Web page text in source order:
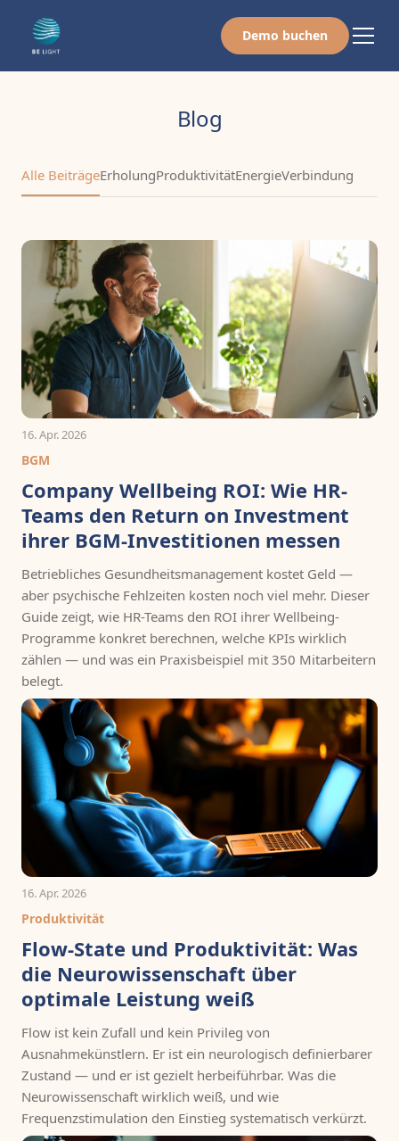
Demo buchen
Blog
Alle BeiträgeErholungProduktivitätEnergieVerbindung
16. Apr. 2026
BGM
Company Wellbeing ROI: Wie HR-
Teams den Return on Investment
ihrer BGM-Investitionen messen
Betriebliches Gesundheitsmanagement kostet Geld —
aber psychische Fehlzeiten kosten noch viel mehr. Dieser
Guide zeigt, wie HR-Teams den ROI ihrer Wellbeing-
Programme konkret berechnen, welche KPIs wirklich
zählen — und was ein Praxisbeispiel mit 350 Mitarbeitern
belegt.
16. Apr. 2026
Produktivität
Flow-State und Produktivität: Was
die Neurowissenschaft über
optimale Leistung weiß
Flow ist kein Zufall und kein Privileg von
Ausnahmekünstlern. Er ist ein neurologisch definierbarer
Zustand — und er ist gezielt herbeiführbar. Was die
Neurowissenschaft wirklich weiß, und wie
Frequenzstimulation den Einstieg systematisch verkürzt.